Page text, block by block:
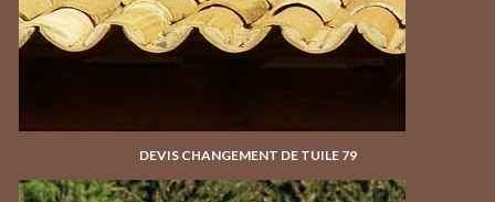
DEVIS CHANGEMENT DE TUILE 79